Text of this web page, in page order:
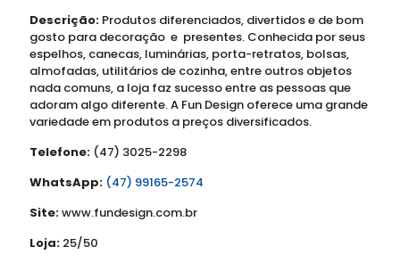
Descrição: Produtos diferenciados, divertidos e de bom
gosto para decoração e presentes. Conhecida por seus
espelhos, canecas, luminárias, porta-retratos, bolsas,
almofadas, utilitários de cozinha, entre outros objetos
nada comuns, a loja faz sucesso entre as pessoas que
adoram algo diferente. A Fun Design oferece uma grande
variedade em produtos a preços diversificados.
Telefone: (47) 3025-2298
WhatsApp: (47) 99165-2574
Site:www.fundesign.com.br
Loja: 25/50